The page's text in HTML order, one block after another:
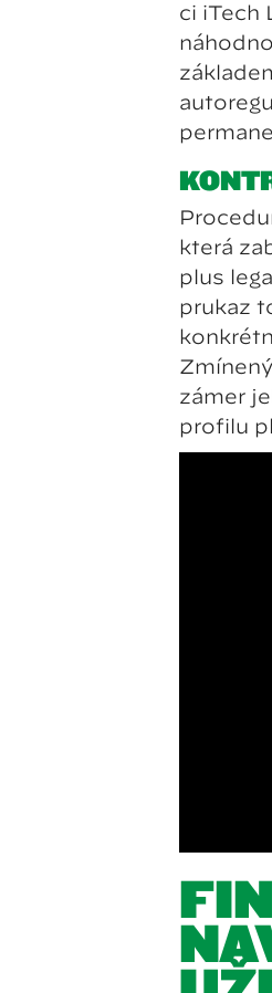
či iTech
která
plus
průkaz
záměr
profilu